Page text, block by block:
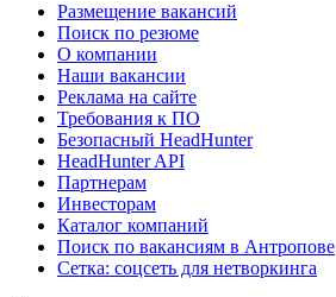
Размещение вакансий
Поиск по резюме
О компании
Наши вакансии
Реклама на сайте
Требования к ПО
Безопасный HeadHunter
HeadHunter API
Партнерам
Инвесторам
Каталог компаний
Поиск по вакансиям в Антропове
Сетка: соцсеть для нетворкинга